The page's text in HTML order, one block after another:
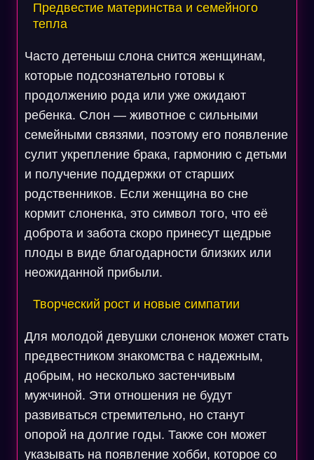
Предвестие материнства и семейного
тепла
Часто детеныш слона снится женщинам,
которые подсознательно готовы к
продолжению рода или уже ожидают
ребенка. Слон — животное с сильными
семейными связями, поэтому его появление
сулит укрепление брака, гармонию с детьми
и получение поддержки от старших
родственников. Если женщина во сне
кормит слоненка, это символ того, что её
доброта и забота скоро принесут щедрые
плоды в виде благодарности близких или
неожиданной прибыли.
Творческий рост и новые симпатии
Для молодой девушки слоненок может стать
предвестником знакомства с надежным,
добрым, но несколько застенчивым
мужчиной. Эти отношения не будут
развиваться стремительно, но станут
опорой на долгие годы. Также сон может
указывать на появление хобби, которое со